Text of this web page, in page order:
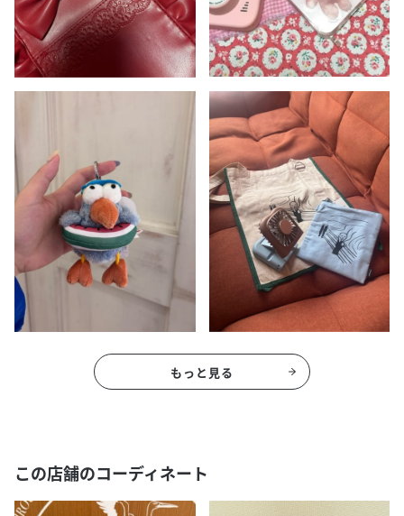
もっと見る
この店舗のコーディネート